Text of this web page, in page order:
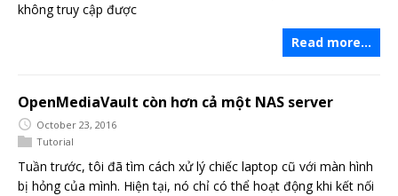
không truy cập được
Read more…
OpenMediaVault còn hơn cả một NAS server
October 23, 2016
Tutorial
Tuần trước, tôi đã tìm cách xử lý chiếc laptop cũ với màn hình
bị hỏng của mình. Hiện tại, nó chỉ có thể hoạt động khi kết nối